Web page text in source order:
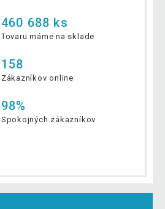
460 688 ks
Tovaru máme na sklade
158
Zákazníkov online
98%
Spokojných zákazníkov